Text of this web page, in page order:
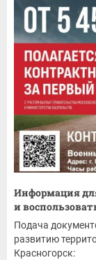
Информация
и
Подача
развитию
Красногорск: